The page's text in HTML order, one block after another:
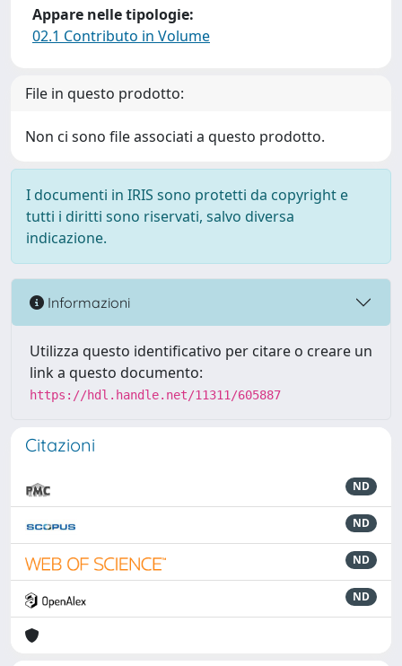
Appare nelle tipologie:
02.1 Contributo in Volume
File in questo prodotto:
Non ci sono file associati a questo prodotto.
I documenti in IRIS sono protetti da copyright e
tutti i diritti sono riservati, salvo diversa
indicazione.
Informazioni
Utilizza questo identificativo per citare o creare un
link a questo documento:
https://hdl.handle.net/11311/605887
Citazioni
ND
ND
ND
ND